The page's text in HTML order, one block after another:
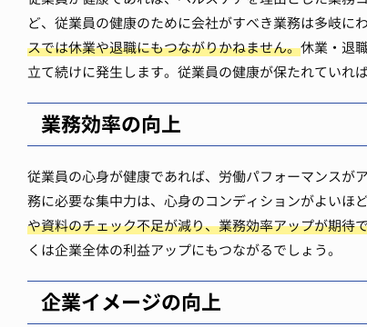
ど、従業員の健康のために会社がすべき業務は多岐にわ
スでは休業や退職にもつながりかねません。休業・退
立て続けに発生します。従業員の健康が保たれていれ
業務効率の向上
従業員の心身が健康であれば、労働パフォーマンスが
務に必要な集中力は、心身のコンディションがよいほ
や資料のチェック不足が減り、業務効率アップが期待
くは企業全体の利益アップにもつながるでしょう。
企業イメージの向上